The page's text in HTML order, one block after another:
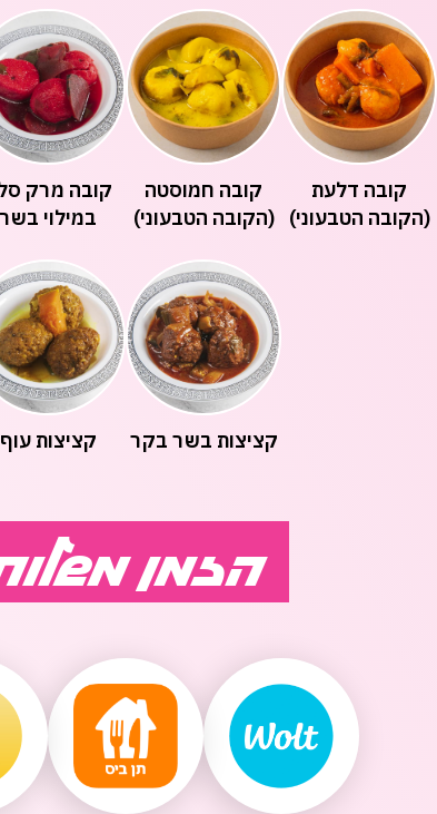
קובה דלעת
(הקובה הטבעוני)
קובה חמוסטה
(הקובה הטבעוני)
קובה מרק
במילוי בשר
קציצות בשר בקר קציצות עוף
הזמן